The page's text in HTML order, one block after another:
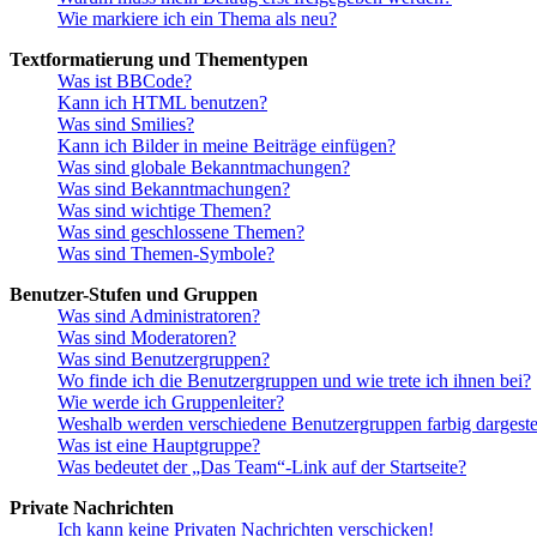
Wie markiere ich ein Thema als neu?
Textformatierung und Thementypen
Was ist BBCode?
Kann ich HTML benutzen?
Was sind Smilies?
Kann ich Bilder in meine Beiträge einfügen?
Was sind globale Bekanntmachungen?
Was sind Bekanntmachungen?
Was sind wichtige Themen?
Was sind geschlossene Themen?
Was sind Themen-Symbole?
Benutzer-Stufen und Gruppen
Was sind Administratoren?
Was sind Moderatoren?
Was sind Benutzergruppen?
Wo finde ich die Benutzergruppen und wie trete ich ihnen bei?
Wie werde ich Gruppenleiter?
Weshalb werden verschiedene Benutzergruppen farbig
Was ist eine Hauptgruppe?
Was bedeutet der „Das Team“-Link auf der Startseite?
Private Nachrichten
Ich kann keine Privaten Nachrichten verschicken!